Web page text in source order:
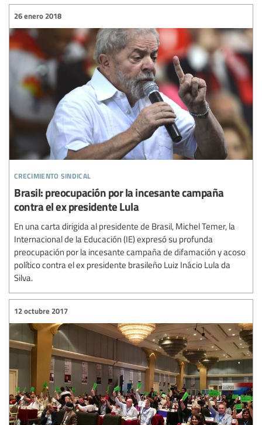
crecimiento sindical
26 enero 2018
Brasil: preocupación por la incesante campaña
contra el ex presidente Lula
En una carta dirigida al presidente de Brasil, Michel Temer, la
Internacional de la Educación (IE) expresó su profunda
preocupación por la incesante campaña de difamación y acoso
político contra el ex presidente brasileño Luiz Inácio Lula da
Silva.
12 octubre 2017